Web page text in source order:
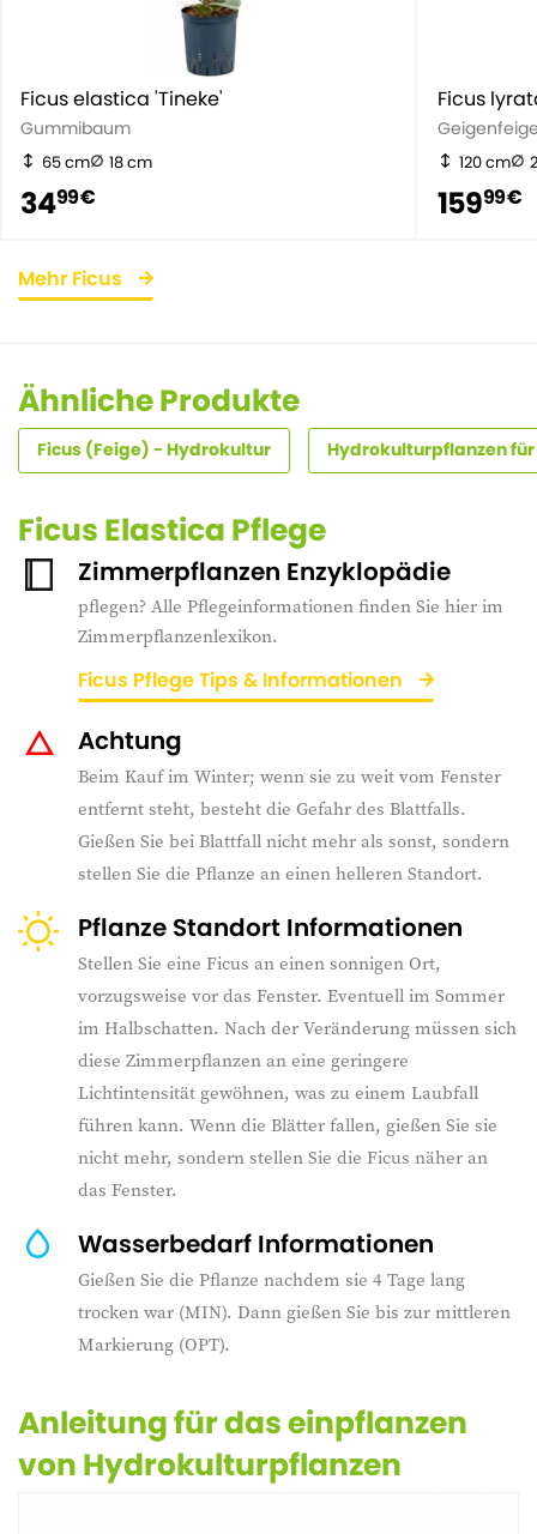
Ficus elastica 'Tineke'
Gummibaum
65 cm 18 cm
3499 €
Ficus
120 cm
15999 €
Mehr Ficus
Ähnliche Produkte
Ficus (Feige) - Hydrokultur Hydrokulturpflanzen für
Ficus Elastica Pflege
Zimmerpflanzen Enzyklopädie
pflegen? Alle Pflegeinformationen finden Sie hier im
Zimmerpflanzenlexikon.
Ficus Pflege Tips & Informationen
Achtung
Beim Kauf im Winter; wenn sie zu weit vom Fenster
entfernt steht, besteht die Gefahr des Blattfalls.
Gießen Sie bei Blattfall nicht mehr als sonst, sondern
stellen Sie die Pflanze an einen helleren Standort.
Pflanze Standort Informationen
Stellen Sie eine Ficus an einen sonnigen Ort,
vorzugsweise vor das Fenster. Eventuell im Sommer
im Halbschatten. Nach der Veränderung müssen sich
diese Zimmerpflanzen an eine geringere
Lichtintensität gewöhnen, was zu einem Laubfall
führen kann. Wenn die Blätter fallen, gießen Sie sie
nicht mehr, sondern stellen Sie die Ficus näher an
das Fenster.
Wasserbedarf Informationen
Gießen Sie die Pflanze nachdem sie 4 Tage lang
trocken war (MIN). Dann gießen Sie bis zur mittleren
Markierung (OPT).
Anleitung für das einpflanzen
von Hydrokulturpflanzen